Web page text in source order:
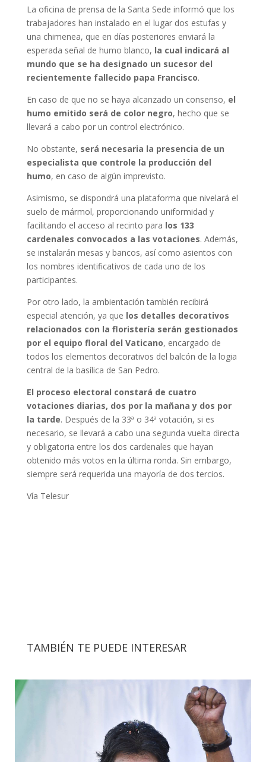
La oficina de prensa de la Santa Sede informó que los
trabajadores han instalado en el lugar dos estufas y
una chimenea, que en días posteriores enviará la
esperada señal de humo blanco, la cual indicará al
mundo que se ha designado un sucesor del
recientemente fallecido papa Francisco.
En caso de que no se haya alcanzado un consenso, el
humo emitido será de color negro, hecho que se
llevará a cabo por un control electrónico.
No obstante, será necesaria la presencia de un
especialista que controle la producción del
humo, en caso de algún imprevisto.
Asimismo, se dispondrá una plataforma que nivelará el
suelo de mármol, proporcionando uniformidad y
facilitando el acceso al recinto para los 133
cardenales convocados a las votaciones. Además,
se instalarán mesas y bancos, así como asientos con
los nombres identificativos de cada uno de los
participantes.
Por otro lado, la ambientación también recibirá
especial atención, ya que los detalles decorativos
relacionados con la floristería serán gestionados
por el equipo floral del Vaticano, encargado de
todos los elementos decorativos del balcón de la logia
central de la basílica de San Pedro.
El proceso electoral constará de cuatro
votaciones diarias, dos por la mañana y dos por
la tarde. Después de la 33ª o 34ª votación, si es
necesario, se llevará a cabo una segunda vuelta directa
y obligatoria entre los dos cardenales que hayan
obtenido más votos en la última ronda. Sin embargo,
siempre será requerida una mayoría de dos tercios.
Vía Telesur
TAMBIÉN TE PUEDE INTERESAR